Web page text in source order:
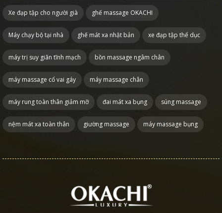
Xe đạp tập cho người già ghế massage OKACHI
Máy chạy bộ tại nhà ghế mát xa nhật bản xe đạp tập thể dục
máy trị suy giãn tĩnh mạch bồn massage ngâm chân
máy massage cổ vai gáy máy massage chân
máy rung toàn thân giảm mỡ đai mát xa bụng súng massage
nệm mát xa toàn thân giường massage máy massage bụng